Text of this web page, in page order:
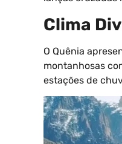
Clima
O Quênia
montanhosas
estações de